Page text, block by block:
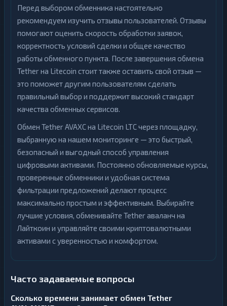
Перед выбором обменника настоятельно
рекомендуем изучить отзывы пользователей. Отзывы
помогают оценить скорость обработки заявок,
корректность условий сделки и общее качество
работы обменного пункта. После завершения обмена
Tether на Litecoin стоит также оставить свой отзыв —
это поможет другим пользователям сделать
правильный выбор и поддержит высокий стандарт
качества обменных сервисов.
Обмен Tether AVAXC на Litecoin LTC через площадку,
выбранную на нашем мониторинге — это быстрый,
безопасный и выгодный способ управления
цифровыми активами. Постоянно обновляемые курсы,
проверенные обменники и удобная система
фильтрации предложений делают процесс
максимально простым и эффективным. Выбирайте
лучшие условия, обменивайте Tether аваланч на
Лайткоин и управляйте своими криптовалютными
активами с уверенностью и комфортом.
Часто задаваемые вопросы
Сколько времени занимает обмен Tether